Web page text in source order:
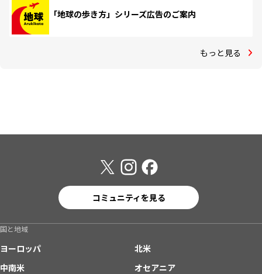
「地球の歩き方」シリーズ広告のご案内
もっと見る
コミュニティを見る
国と地域
ヨーロッパ
北米
中南米
オセアニア